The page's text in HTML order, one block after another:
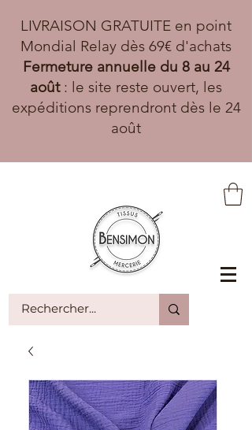
LIVRAISON GRATUITE en point
Mondial Relay dès 69€ d'achats
Fermeture annuelle du 8 au 24
août: le site reste ouvert, les
expéditions reprendront dès le 24
août